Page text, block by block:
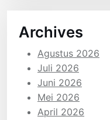
Archives
Agustus 2026
Juli 2026
Juni 2026
Mei 2026
April 2026